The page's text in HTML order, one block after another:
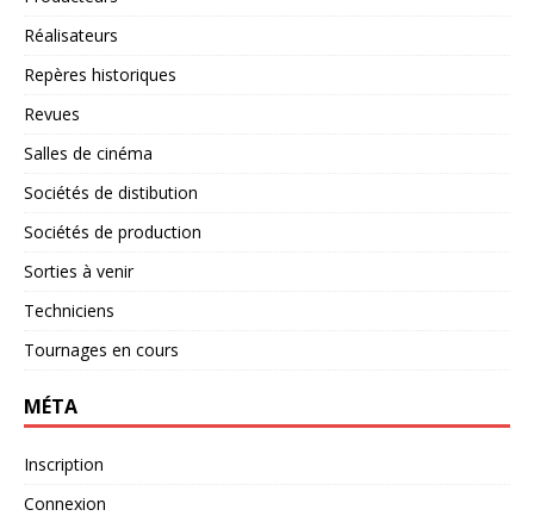
Réalisateurs
Repères historiques
Revues
Salles de cinéma
Sociétés de distibution
Sociétés de production
Sorties à venir
Techniciens
Tournages en cours
MÉTA
Inscription
Connexion